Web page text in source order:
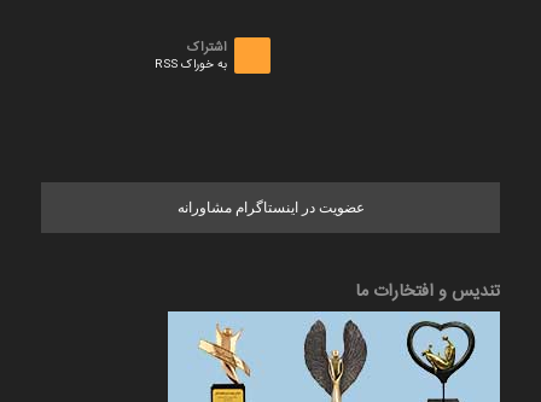
اشتراک
به خوراک RSS
عضویت در اینستاگرام مشاورانه
تندیس و افتخارات ما